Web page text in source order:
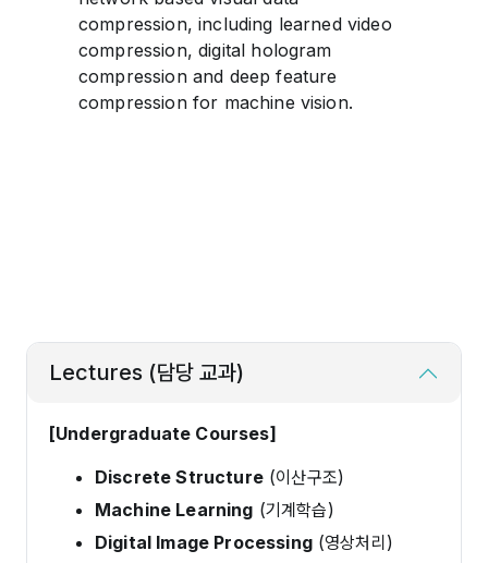
compression, including learned video
compression, digital hologram
compression and deep feature
compression for machine vision.
Lectures (담당 교과)
[Undergraduate Courses]
Discrete Structure(이산구조)
Machine Learning (기계학습)
Digital Image Processing(영상처리)